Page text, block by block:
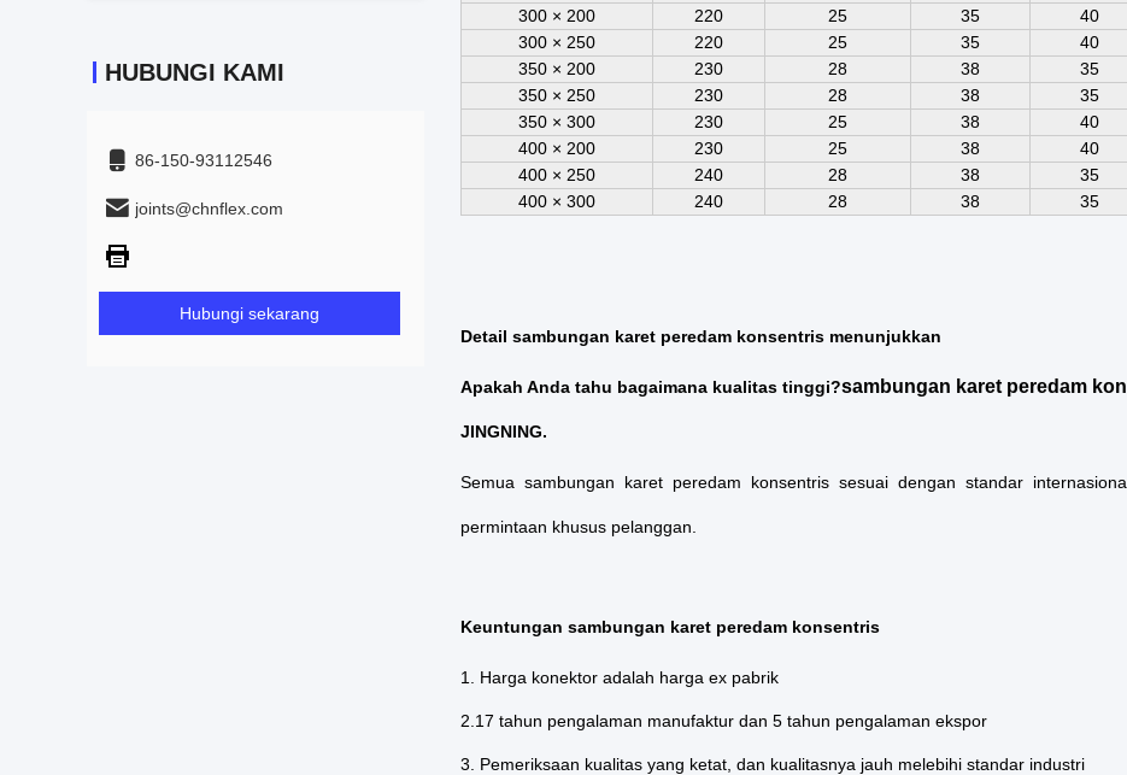
HUBUNGI KAMI
86-150-93112546
joints@chnflex.com
Hubungi sekarang
300 × 200
220 25 35 40
300 × 250
220 25 35 40
350 × 200
230 28 38 35
350 × 250
230 28 38 35
350 × 300
230 25 38 40
400 × 200
230 25 38 40
400 × 250
240 28 38 35
400 × 300
240 28 38 35
Detail sambungan karet peredam konsentris menunjukkan
Apakah Anda tahu bagaimana kualitas tinggi?sambungan karet peredam
JINGNING.
Semua sambungan karet peredam konsentris sesuai dengan standar
permintaan khusus pelanggan.
Keuntungan sambungan karet peredam konsentris
1. Harga konektor adalah harga ex pabrik
2.17 tahun pengalaman manufaktur dan 5 tahun pengalaman ekspor
3. Pemeriksaan kualitas yang ketat, dan kualitasnya jauh melebihi standar industri